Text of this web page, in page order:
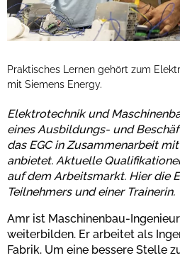
Praktisches Lernen gehört zum
mit Siemens Energy.
Elektrotechnik und
eines Ausbildungs- und
das EGC in Zusammenarbeit
anbietet. Aktuelle
auf dem Arbeitsmarkt. Hier die
Teilnehmers und einer Trainerin.
Amr ist Maschinenbau-
weiterbilden. Er arbeitet als
Fabrik. Um eine bessere Stelle